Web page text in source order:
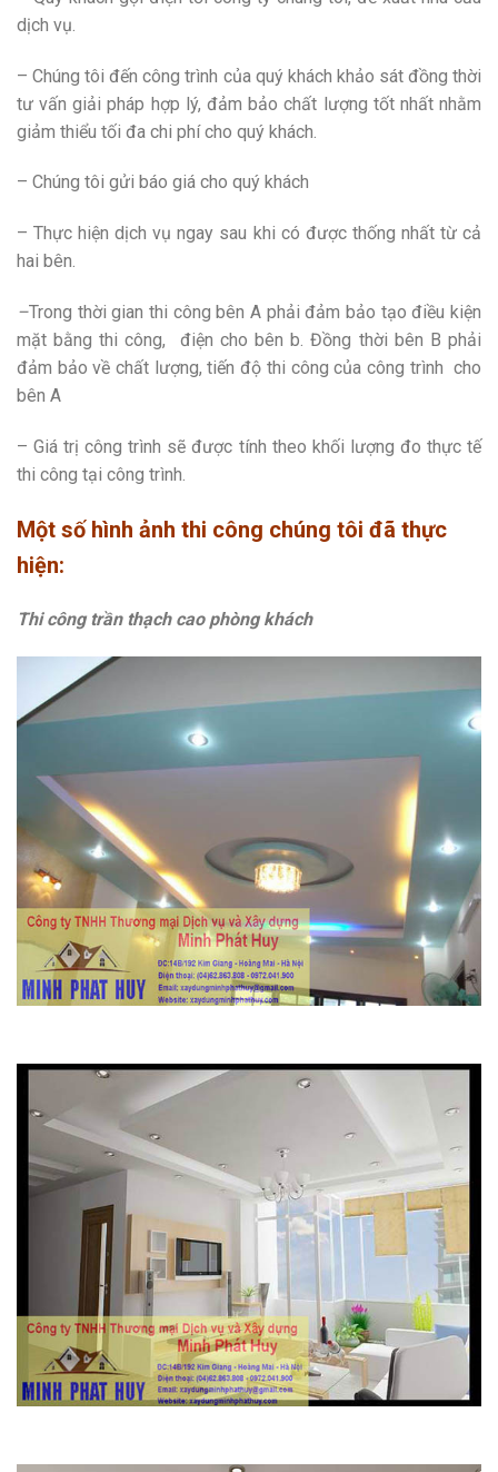
dịch vụ.
– Chúng tôi đến công trình của quý khách khảo sát đồng thời
tư vấn giải pháp hợp lý, đảm bảo chất lượng tốt nhất nhằm
giảm thiểu tối đa chi phí cho quý khách.
– Chúng tôi gửi báo giá cho quý khách
– Thực hiện dịch vụ ngay sau khi có được thống nhất từ cả
hai bên.
–Trong thời gian thi công bên A phải đảm bảo tạo điều kiện
mặt bằng thi công, điện cho bên b. Đồng thời bên B phải
đảm bảo về chất lượng, tiến độ thi công của công trình cho
bên A
– Giá trị công trình sẽ được tính theo khối lượng đo thực tế
thi công tại công trình.
Một số hình ảnh thi công chúng tôi đã thực
hiện:
Thi công trần thạch cao phòng khách